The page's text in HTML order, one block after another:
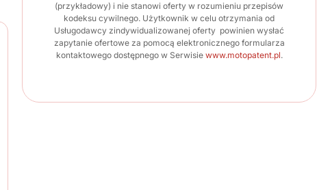
(przykładowy) i nie stanowi oferty w rozumieniu przepisów
kodeksu cywilnego. Użytkownik w celu otrzymania od
Usługodawcy zindywidualizowanej oferty powinien wysłać
zapytanie ofertowe za pomocą elektronicznego formularza
kontaktowego dostępnego w Serwisie www.motopatent.pl.